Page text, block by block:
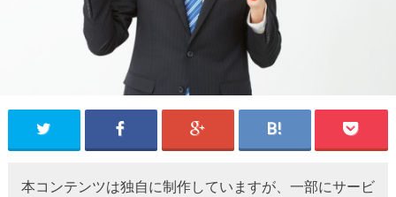
本コンテンツは独自に制作していますが、一部にサービ